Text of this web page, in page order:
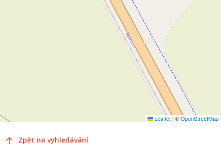
Leaflet|©OpenStreetMap
Zpět na vyhledávání